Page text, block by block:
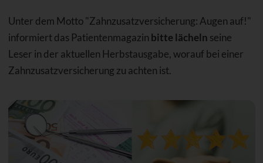
Unter dem Motto "Zahnzusatzversicherung: Augen auf!"
informiert das Patientenmagazin bitte lächeln seine
Leser in der aktuellen Herbstausgabe, worauf bei einer
Zahnzusatzversicherung zu achten ist.